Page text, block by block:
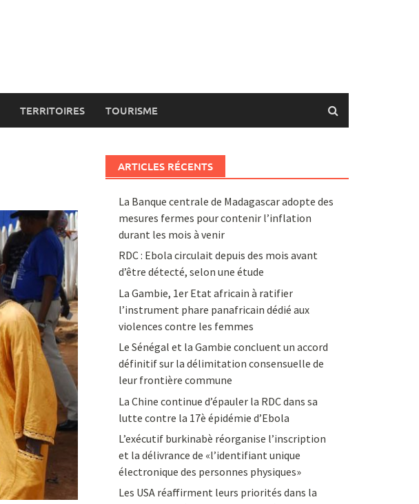
TERRITOIRES TOURISME
ARTICLES RÉCENTS
La Banque centrale de Madagascar adopte des
mesures fermes pour contenir l’inflation
durant les mois à venir
RDC : Ebola circulait depuis des mois avant
d’être détecté, selon une étude
La Gambie, 1er Etat africain à ratifier
l’instrument phare panafricain dédié aux
violences contre les femmes
Le Sénégal et la Gambie concluent un accord
définitif sur la délimitation consensuelle de
leur frontière commune
La Chine continue d’épauler la RDC dans sa
lutte contre la 17è épidémie d’Ebola
L’exécutif burkinabè réorganise l’inscription
et la délivrance de «l’identifiant unique
électronique des personnes physiques»
Les USA réaffirment leurs priorités dans la